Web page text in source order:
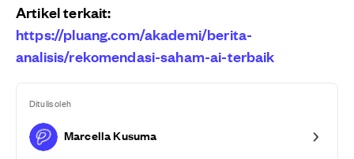
Artikel terkait:
https://pluang.com/akademi/berita-
analisis/rekomendasi-saham-ai-terbaik
Ditulis oleh
Marcella Kusuma